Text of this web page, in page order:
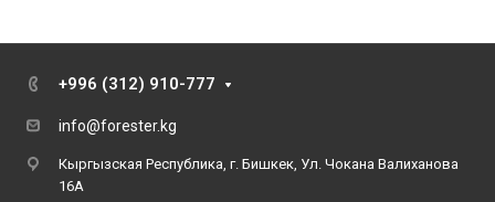
+996 (312) 910-777
info@forester.kg
Кыргызская Республика, г. Бишкек, Ул. Чокана Валиханова
16А